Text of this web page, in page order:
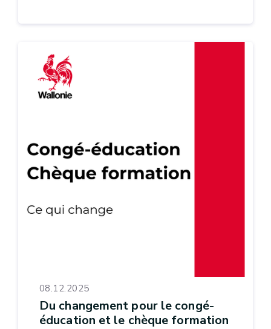
08.12.2025
Du changement pour le congé-
éducation et le chèque formation